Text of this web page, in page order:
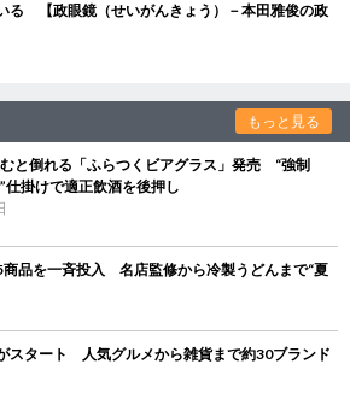
る 【政眼鏡（せいがんきょう）－本田雅俊の政
もっと見る
と倒れる「ふらつくビアグラス」発売 “強制
仕掛けで適正飲酒を後押し
商品を一斉投入 名店監修から冷製うどんまで“夏
スタート 人気グルメから雑貨まで約30ブランド